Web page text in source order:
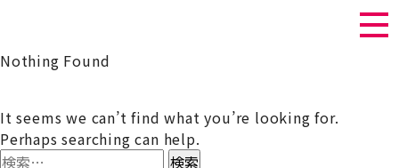
Nothing Found
It seems we can’t find what you’re looking for.
Perhaps searching can help.
検